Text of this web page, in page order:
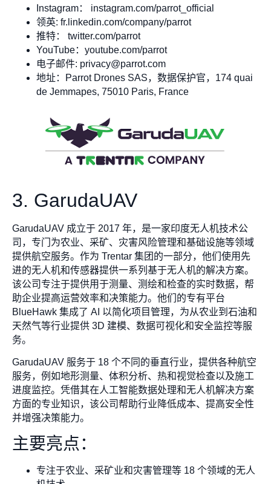
Instagram： instagram.com/parrot_official
领英: fr.linkedin.com/company/parrot
推特： twitter.com/parrot
YouTube：youtube.com/parrot
电子邮件: privacy@parrot.com
地址：Parrot Drones SAS，数据保护官，174 quai
de Jemmapes, 75010 Paris, France
3. GarudaUAV
GarudaUAV 成立于 2017 年，是一家印度无人机技术公
司，专门为农业、采矿、灾害风险管理和基础设施等领域
提供航空服务。作为 Trentar 集团的一部分，他们使用先
进的无人机和传感器提供一系列基于无人机的解决方案。
该公司专注于提供用于测量、测绘和检查的实时数据，帮
助企业提高运营效率和决策能力。他们的专有平台
BlueHawk 集成了 AI 以简化项目管理，为从农业到石油和
天然气等行业提供 3D 建模、数据可视化和安全监控等服
务。
GarudaUAV 服务于 18 个不同的垂直行业，提供各种航空
服务，例如地形测量、体积分析、热和视觉检查以及施工
进度监控。凭借其在人工智能数据处理和无人机解决方案
方面的专业知识，该公司帮助行业降低成本、提高安全性
并增强决策能力。
主要亮点：
专注于农业、采矿业和灾害管理等 18 个领域的无人